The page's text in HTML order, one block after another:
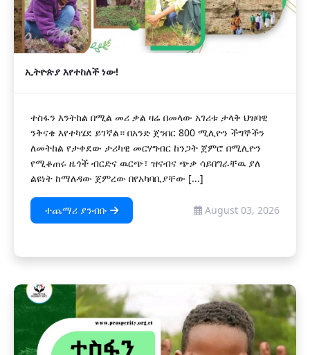
ኢትዮጵያ እየተከለች ነው!
ተስፋን እንትከል በሚል መሪ ቃል ዛሬ በመላው አገሪቱ ታላቅ ህዝባዊ
ንቅናቄ እየተካሄደ ይገኛል። በአንድ ጀንበር 800 ሚሊዮን ችግኞችን
ለመትከል የታቀደው ታሪካዊ መርሃግብር ከንጋት ጀምሮ በሚሊዮን
የሚቆጠሩ ዜጎች ብርድና ዉርጭ፣ ዝናብና ጭቃ ሳይበግራቸዉ ያለ
ልዩነት ከማለዳው ጀምረው በየአካባቢያቸው [...]
ተጨማሪ ያንብቡ August 03, 2026